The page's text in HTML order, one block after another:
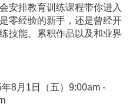
安排教育训练课程带你进入
零经验的新手，还是曾经开
技能、累积作品以及和业界
8月1日（五）9:00am -